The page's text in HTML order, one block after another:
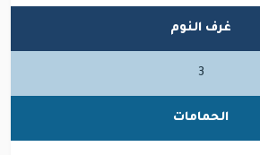
غرف النوم
3
الحمامات